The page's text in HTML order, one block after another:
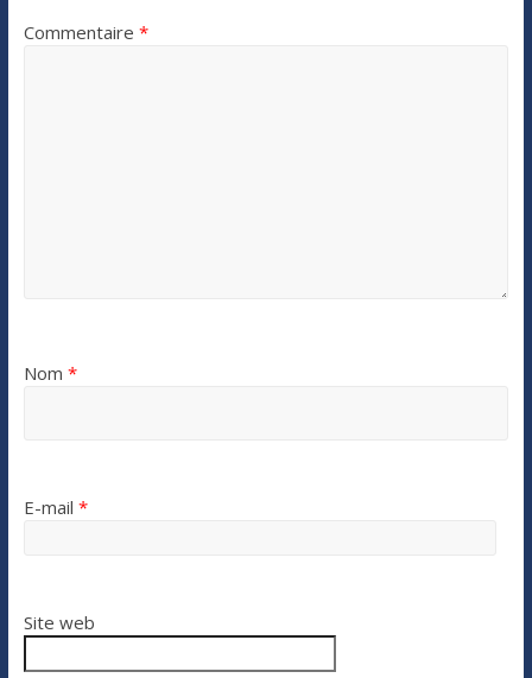
Commentaire *
Nom *
E-mail *
Site web